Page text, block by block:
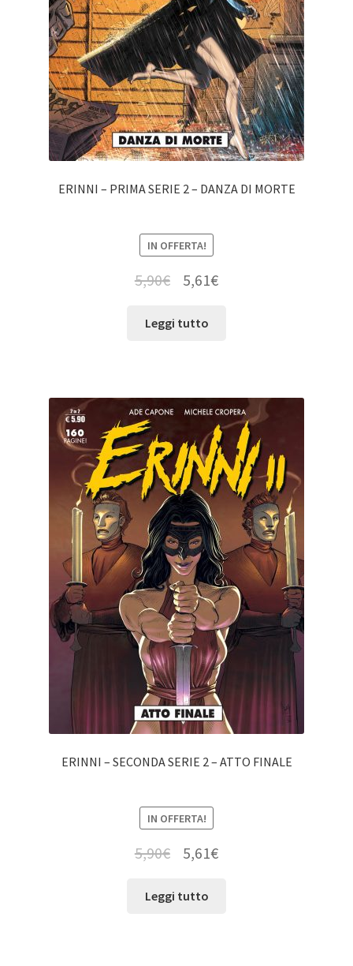
ERINNI – PRIMA SERIE 2 – DANZA DI MORTE
IN OFFERTA!
5,90€ 5,61€
Leggi tutto
ERINNI – SECONDA SERIE 2 – ATTO FINALE
IN OFFERTA!
5,90€ 5,61€
Leggi tutto